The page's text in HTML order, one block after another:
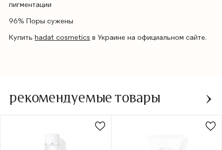
пигментации
96% Поры сужены
Купить hadat cosmetics в Украине на официальном сайте.
рекомендуемые товары